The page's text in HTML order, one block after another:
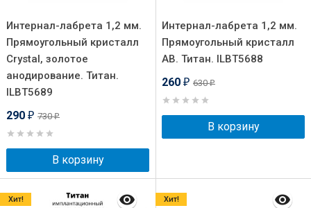
Интернал-лабрета 1,2 мм.
Прямоугольный кристалл
Crystal, золотое
анодирование. Титан.
ILBT5689
290 ₽ 730₽
В корзину
Интернал-лабрета 1,2 мм.
Прямоугольный кристалл
AB. Титан. ILBT5688
260 ₽ 630₽
В корзину
Хит!
Хит!